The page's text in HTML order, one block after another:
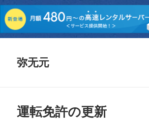
弥无元
運転免許の更新